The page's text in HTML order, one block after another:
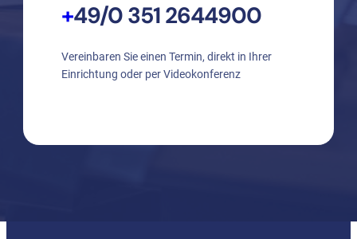
+49/0 351 2644900
Vereinbaren Sie einen Termin, direkt in Ihrer
Einrichtung oder per Videokonferenz